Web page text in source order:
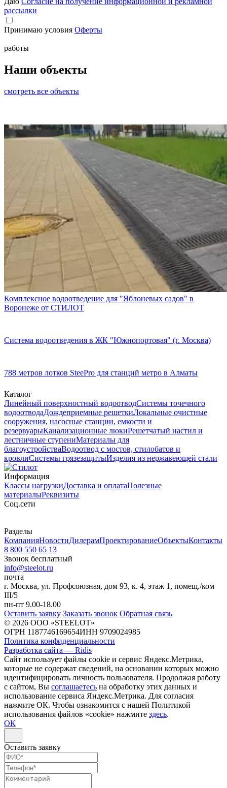
рассылки
Принимаю условия Оферты
работы
Наши объекты
смотреть все объекты
Комплексное водоотведение для "Яблоневых садов" в
Воронеже от СТИЛОТ
Система водоотведения в ЖК "Южнопортовая" (г. Москва)
788 метров лотков SteePro для станций метро в Алматы
Каталог
Линейный поверхностный водоотводСистемы точечного
водоотводаДождеприемные решеткиЛокальные очистные
сооружения, насосные станции, емкости и
резервуарыКанализационные люкиРешетчатый настил и
лестничные ступениМатериалы для
благоустройстваВодоотвод с мостов, стилобатов и
кровлиСистемы грязезащитыИзделия из нержавеющей стали
Информация
Классы нагрузкиДоставка и оплатаПолезные
материалыРеквизиты
Cоц.сети
Разделы
КомпанияНовостиДилерамПроектированиеОбъектыКонтакты
8 800 550 65 13
Звонок бесплатный
info@steelot.ru
почта
г. Москва, ул. Профсоюзная, дом 93, к. 4, этаж 1, помещ./ком
III/5
пн-пт 9.00-18.00
Оставить заявку Заказать звонок Обратная связь
© 2026 ООО «STEELOT»
ОГРН 1187746169654ИНН 9709024985
Политика конфиденциальности
Разработка сайта — Ridis
Сайт использует файлы cookie и сервис Яндекс.Метрика,
которые не содержат сведений, на основании которых можно
идентифицировать личность пользователя. Продолжая работу
с сайтом, Вы соглашаетесь на обработку этих данных и
использование сервиса Яндекс.Метрика. Для согласия
нажмите ОК. Чтобы ознакомится с нашей Политикой
использования файлов «cookie» нажмите здесь.
ОК
Оставить заявку